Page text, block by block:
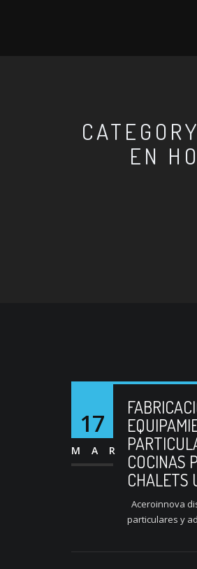
EN
17
MAR
COCINAS
CHALETS
Aceroinnova
particulares y